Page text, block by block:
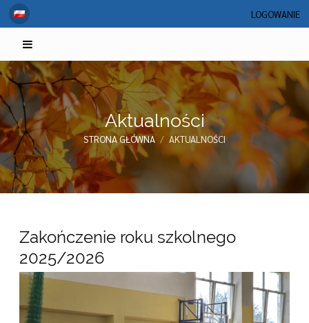
LOGOWANIE
Aktualności
STRONA GŁÓWNA / AKTUALNOŚCI
Zakończenie roku szkolnego
2025/2026